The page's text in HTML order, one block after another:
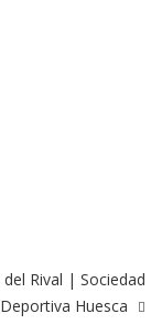
del Rival | Sociedad
Deportiva Huesca